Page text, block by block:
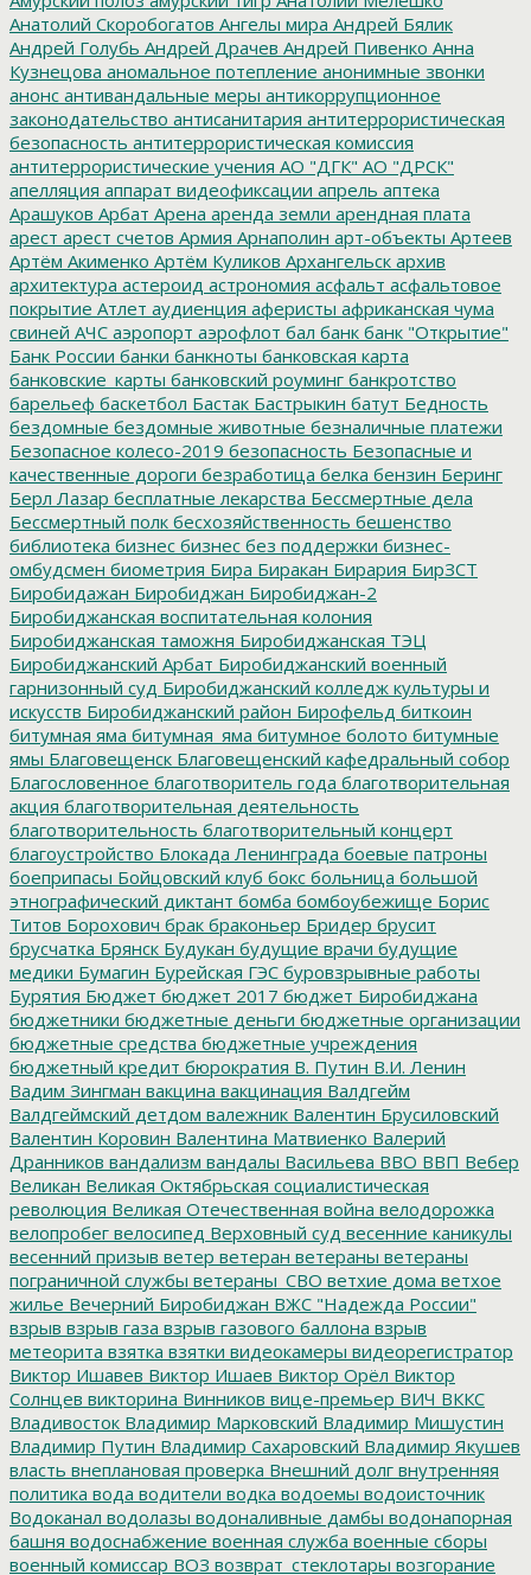
Анатолий Скоробогатов Ангелы мира Андрей Бялик
Андрей Голубь Андрей Драчев Андрей Пивенко Анна
Кузнецова аномальное потепление анонимные звонки
анонс антивандальные меры антикоррупционное
законодательство антисанитария антитеррористическая
безопасность антитеррористическая комиссия
антитеррористические учения АО "ДГК" АО "ДРСК"
апелляция аппарат видеофиксации апрель аптека
Арашуков Арбат Арена аренда земли арендная плата
арест арест счетов Армия Арнаполин арт-объекты Артеев
Артём Акименко Артём Куликов Архангельск архив
архитектура астероид астрономия асфальт асфальтовое
покрытие Атлет аудиенция аферисты африканская чума
свиней АЧС аэропорт аэрофлот бал банк банк "Открытие"
Банк России банки банкноты банковская карта
банковские_карты банковский роуминг банкротство
барельеф баскетбол Бастак Бастрыкин батут Бедность
бездомные бездомные животные безналичные платежи
Безопасное колесо-2019 безопасность Безопасные и
качественные дороги безработица белка бензин Беринг
Берл Лазар бесплатные лекарства Бессмертные дела
Бессмертный полк бесхозяйственность бешенство
библиотека бизнес бизнес без поддержки бизнес-
омбудсмен биометрия Бира Биракан Бирария БирЗСТ
Биробидажан Биробиджан Биробиджан-2
Биробиджанская воспитательная колония
Биробиджанская таможня Биробиджанская ТЭЦ
Биробиджанский Арбат Биробиджанский военный
гарнизонный суд Биробиджанский колледж культуры и
искусств Биробиджанский район Бирофельд биткоин
битумная яма битумная_яма битумное болото битумные
ямы Благовещенск Благовещенский кафедральный собор
Благословенное благотворитель года благотворительная
акция благотворительная деятельность
благотворительность благотворительный концерт
благоустройство Блокада Ленинграда боевые патроны
боеприпасы Бойцовский клуб бокс больница большой
этнографический диктант бомба бомбоубежище Борис
Титов Борохович брак браконьер Бридер брусит
брусчатка Брянск Будукан будущие врачи будущие
медики Бумагин Бурейская ГЭС буровзрывные работы
Бурятия Бюджет бюджет 2017 бюджет Биробиджана
бюджетники бюджетные деньги бюджетные организации
бюджетные средства бюджетные учреждения
бюджетный кредит бюрократия В. Путин В.И. Ленин
Вадим Зингман вакцина вакцинация Валдгейм
Валдгеймский детдом валежник Валентин Брусиловский
Валентин Коровин Валентина Матвиенко Валерий
Дранников вандализм вандалы Васильева ВВО ВВП Вебер
Великан Великая Октябрьская социалистическая
революция Великая Отечественная война велодорожка
велопробег велосипед Верховный суд весенние каникулы
весенний призыв ветер ветеран ветераны ветераны
пограничной службы ветераны_СВО ветхие дома ветхое
жилье Вечерний Биробиджан ВЖС "Надежда России"
взрыв взрыв газа взрыв газового баллона взрыв
метеорита взятка взятки видеокамеры видеорегистратор
Виктор Ишавев Виктор Ишаев Виктор Орёл Виктор
Солнцев викторина Винников вице-премьер ВИЧ ВККС
Владивосток Владимир Марковский Владимир Мишустин
Владимир Путин Владимир Сахаровский Владимир Якушев
власть внеплановая проверка Внешний долг внутренняя
политика вода водители водка водоемы водоисточник
Водоканал водолазы водоналивные дамбы водонапорная
башня водоснабжение военная служба военные сборы
военный комиссар ВОЗ возврат_стеклотары возгорание